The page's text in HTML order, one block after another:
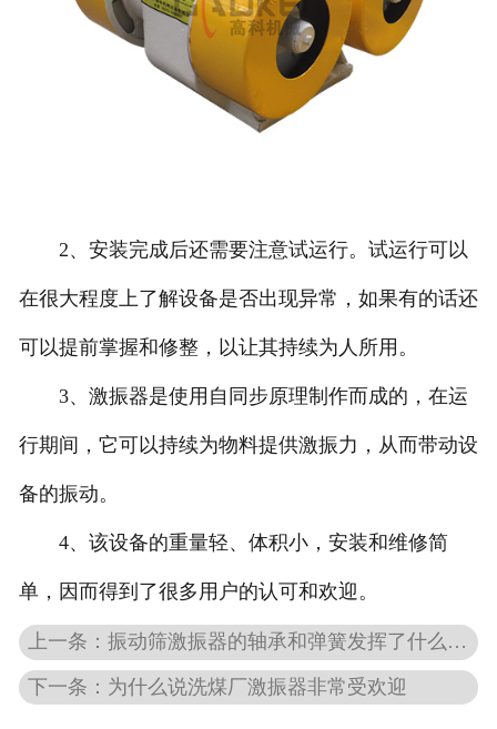
2、安装完成后还需要注意试运行。试运行可以
在很大程度上了解设备是否出现异常，如果有的话还
可以提前掌握和修整，以让其持续为人所用。
3、激振器是使用自同步原理制作而成的，在运
行期间，它可以持续为物料提供激振力，从而带动设
备的振动。
4、该设备的重量轻、体积小，安装和维修简
单，因而得到了很多用户的认可和欢迎。
上一条：振动筛激振器的轴承和弹簧发挥了什么作用
下一条：为什么说洗煤厂激振器非常受欢迎